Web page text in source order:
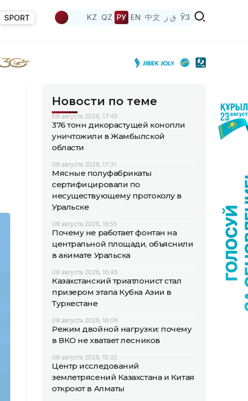
SPORT KZ QZ РУ EN 中文 ق ز ЎЗ
Новости по теме
08 августа 2026, 17:45
376 тонн дикорастущей конопли
уничтожили в Жамбылской
области
08 августа 2026, 17:31
Мясные полуфабрикаты
сертифицировали по
несуществующему протоколу в
Уральске
08 августа 2026, 16:55
Почему не работает фонтан на
центральной площади, объяснили
в акимате Уральска
08 августа 2026, 16:46
Казахстанский триатлонист стал
призером этапа Кубка Азии в
Туркестане
08 августа 2026, 16:06
Режим двойной нагрузки: почему
в ВКО не хватает лесников
08 августа 2026, 15:32
Центр исследований
землетрясений Казахстана и Китая
откроют в Алматы